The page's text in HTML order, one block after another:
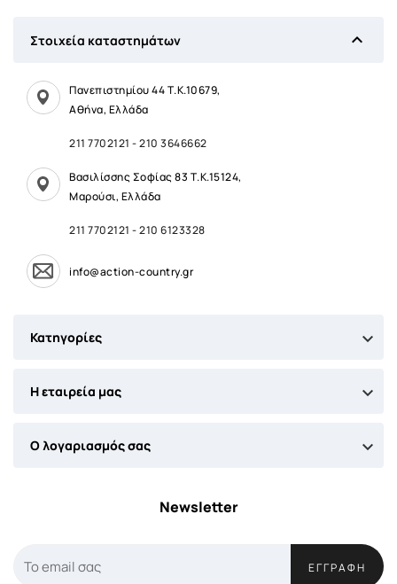
Στοιχεία καταστημάτων 
Πανεπιστημίου 44 Τ.Κ.10679,
Αθήνα, Ελλάδα
211 7702121 -210 3646662
Βασιλίσσης Σοφίας 83 Τ.Κ.15124,
Μαρούσι, Ελλάδα
211 7702121 -210 6123328
info@action-country.gr
Κατηγορίες 
Η εταιρεία μας 
Ο λογαριασμός σας 
Newsletter
ΕΓΓΡΑΦΉ